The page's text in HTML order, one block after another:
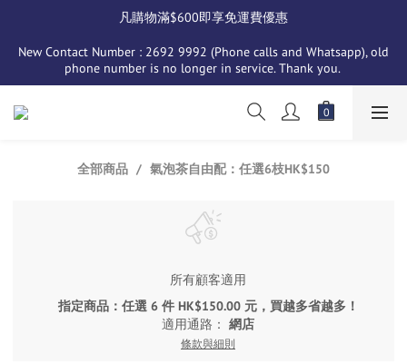
凡購物滿$600即享免運費優惠
New Contact Number : 2692 9992 (Phone calls and Whatsapp), old
phone number is no longer in service. Thank you.
全部商品 氣泡茶自由配：任選6枝HK$150
所有顧客適用
指定商品：任選 6 件 HK$150.00 元，買越多省越多！
適用通路： 網店
條款與細則